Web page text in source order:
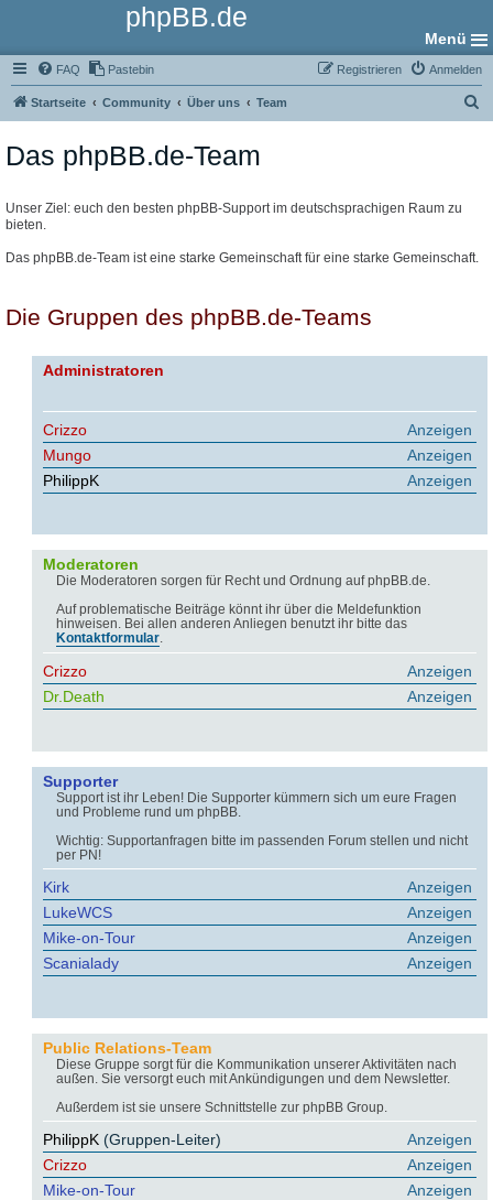
phpBB.de
Menü
FAQ Pastebin Anmelden
Registrieren
Startseite Community Über uns Team
Das phpBB.de-Team
Unser Ziel: euch den besten phpBB-Support im deutschsprachigen Raum zu
bieten.
Das phpBB.de-Team ist eine starke Gemeinschaft für eine starke Gemeinschaft.
Die Gruppen des phpBB.de-Teams
Administratoren
Anzeigen
Crizzo
Anzeigen
Mungo
Anzeigen
PhilippK
Moderatoren
Die Moderatoren sorgen für Recht und Ordnung auf phpBB.de.
Auf problematische Beiträge könnt ihr über die Meldefunktion
hinweisen. Bei allen anderen Anliegen benutzt ihr bitte das
Kontaktformular.
Anzeigen
Crizzo
Anzeigen
Dr.Death
Supporter
Support ist ihr Leben! Die Supporter kümmern sich um eure Fragen
und Probleme rund um phpBB.
Wichtig: Supportanfragen bitte im passenden Forum stellen und nicht
per PN!
Anzeigen
Kirk
Anzeigen
LukeWCS
Anzeigen
Mike-on-Tour
Anzeigen
Scanialady
Public Relations-Team
Diese Gruppe sorgt für die Kommunikation unserer Aktivitäten nach
außen. Sie versorgt euch mit Ankündigungen und dem Newsletter.
Außerdem ist sie unsere Schnittstelle zur phpBB Group.
Anzeigen
PhilippK (Gruppen-Leiter)
Anzeigen
Crizzo
Anzeigen
Mike-on-Tour